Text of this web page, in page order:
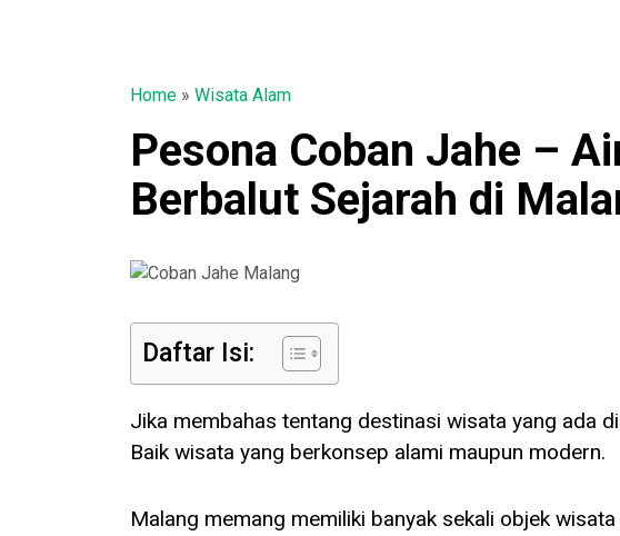
Home » Wisata Alam
Pesona Coban Jahe –
Berbalut Sejarah di
Daftar Isi:
Jika membahas tentang destinasi wisata yang ada di
Baik wisata yang berkonsep alami maupun modern.
Malang memang memiliki banyak sekali objek